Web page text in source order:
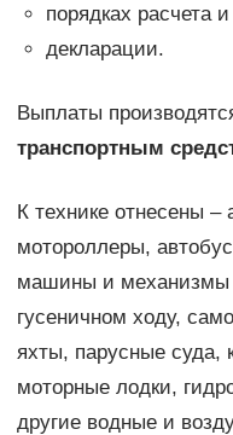
порядках расчета
декларации.
Выплаты
транспортным
К технике отнесены
мотороллеры,
машины и механизмы
гусеничном ходу,
яхты, парусные суда,
моторные лодки,
другие водные и